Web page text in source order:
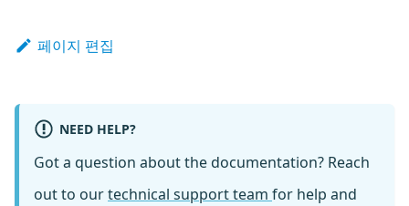
페이지 편집
NEED HELP?
Got a question about the documentation? Reach
out to ourtechnical support team for help and